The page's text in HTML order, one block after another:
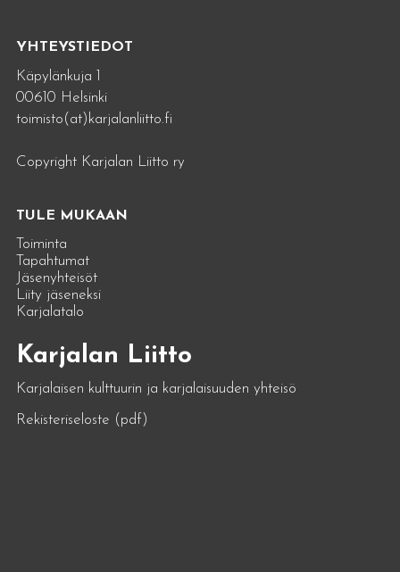
YHTEYSTIEDOT
Käpylänkuja 1
00610 Helsinki
toimisto(at)karjalanliitto.fi
Copyright Karjalan Liitto ry
TULE MUKAAN
Toiminta
Tapahtumat
Jäsenyhteisöt
Liity jäseneksi
Karjalatalo
Karjalan Liitto
Karjalaisen kulttuurin ja karjalaisuuden yhteisö
Rekisteriseloste (pdf)